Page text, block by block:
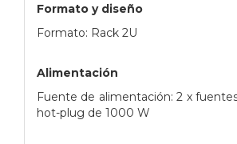
Formato y diseño
Formato: Rack 2U
Alimentación
Fuente de alimentación: 2 x
hot-plug de 1000 W